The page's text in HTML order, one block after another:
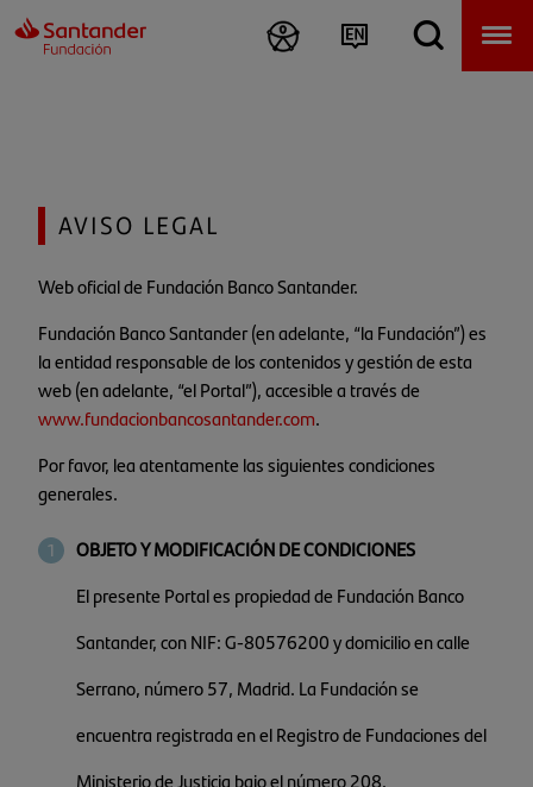
AVISO LEGAL
Web oficial de Fundación Banco Santander.
Fundación Banco Santander (en adelante, “la Fundación”) es
la entidad responsable de los contenidos y gestión de esta
web (en adelante, “el Portal”), accesible a través de
www.fundacionbancosantander.com.
Por favor, lea atentamente las siguientes condiciones
generales.
OBJETO Y MODIFICACIÓN DE CONDICIONES
El presente Portal es propiedad de Fundación Banco
Santander, con NIF: G-80576200 y domicilio en calle
Serrano, número 57, Madrid. La Fundación se
encuentra registrada en el Registro de Fundaciones del
Ministerio de Justicia bajo el número 208.